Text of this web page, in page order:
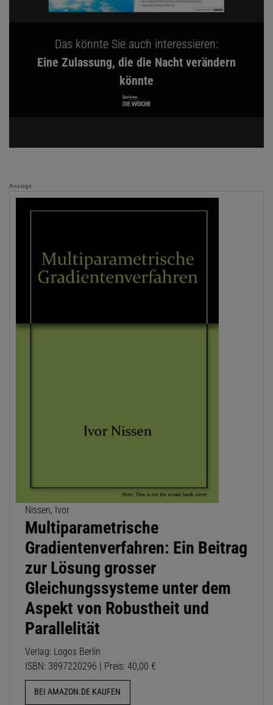
Das könnte Sie auch interessieren:
Eine Zulassung, die die Nacht verändern
könnte
Anzeige
Nissen, Ivor
Multiparametrische
Gradientenverfahren: Ein Beitrag
zur Lösung grosser
Gleichungssysteme unter dem
Aspekt von Robustheit und
Parallelität
Verlag: Logos Berlin
ISBN: 3897220296 | Preis: 40,00 €
BEI AMAZON.DE KAUFEN